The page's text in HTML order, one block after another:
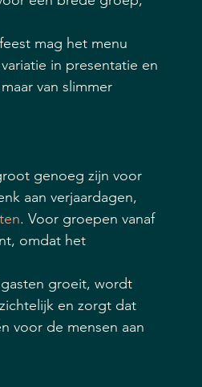
mag het menu
in presentatie en
van slimmer
genoeg zijn voor
aan verjaardagen,
. Voor groepen vanaf
omdat het
groeit, wordt
en zorgt dat
voor de mensen aan